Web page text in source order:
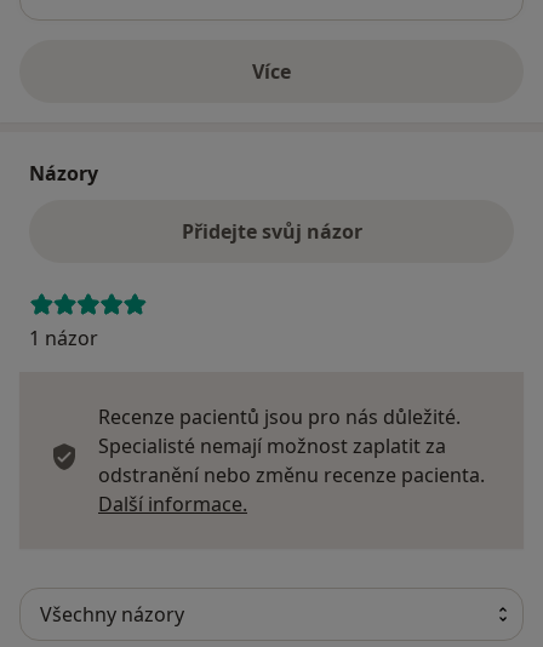
Víceo adrese
Názory
Přidejte svůj názor
1 názor
Recenze pacientů jsou pro nás důležité.
Specialisté nemají možnost zaplatit za
odstranění nebo změnu recenze pacienta.
Další informace.